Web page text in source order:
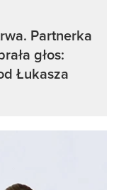
Partnerka
głos:
Łukasza